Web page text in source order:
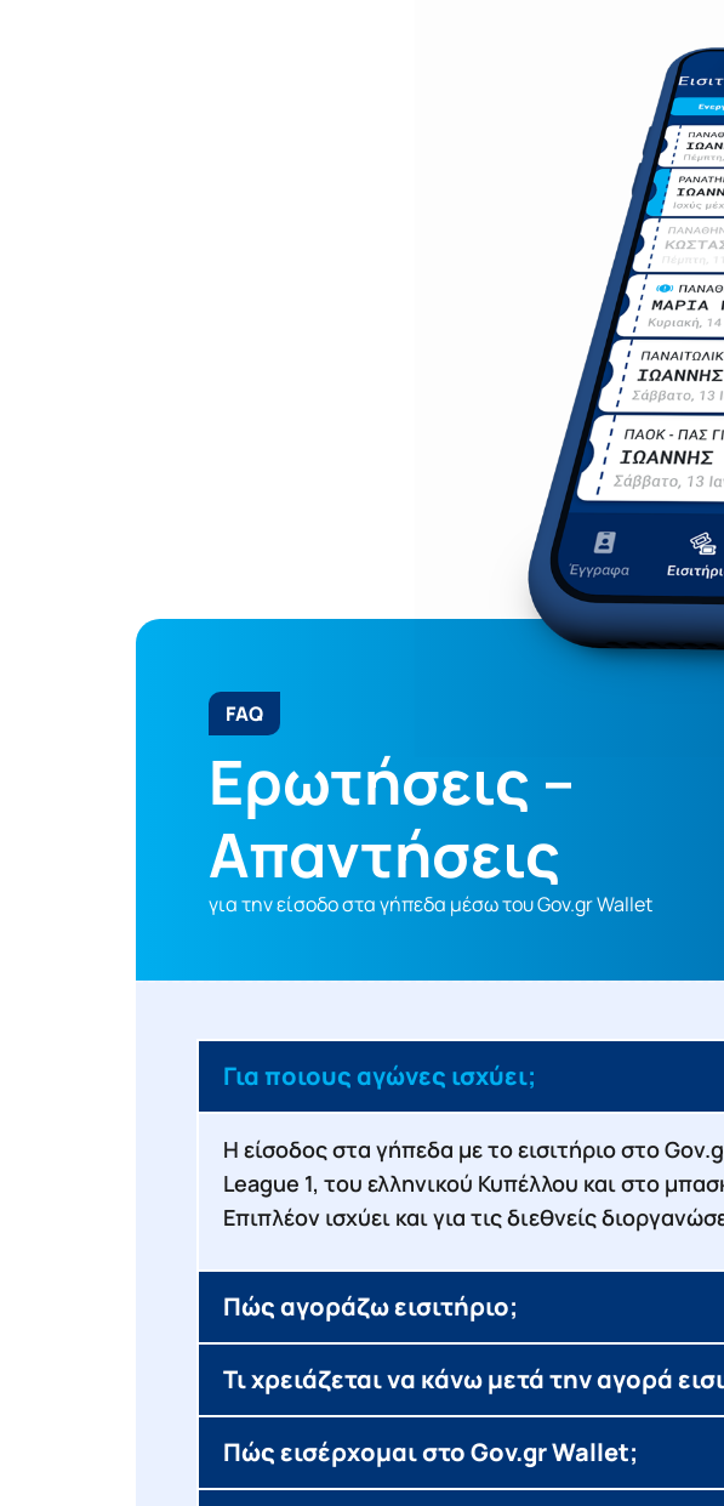
FAQ
Ερωτήσεις –
Απαντήσεις
για την είσοδο στα γήπεδα μέσω του Gov.gr Wallet
Για ποιους αγώνες ισχύει;
Η είσοδος στα γήπεδα με το εισιτήριο στο
League 1, του ελληνικού Κυπέλλου και στο
Επιπλέον ισχύει και για τις διεθνείς
Πώς αγοράζω εισιτήριο;
Τι χρειάζεται να κάνω μετά την αγορά
Πώς εισέρχομαι στο Gov.gr Wallet;